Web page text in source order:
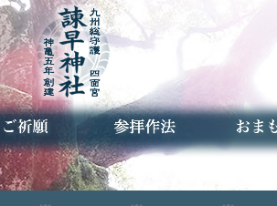
願とは
除け
の葬儀） 神社とは
お参りの作法